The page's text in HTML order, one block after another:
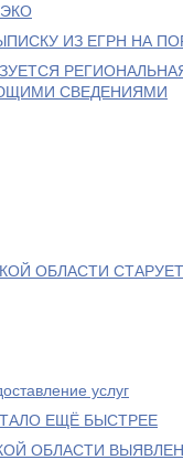
ИЗ ЕГРН НА
СВЕДЕНИЯМИ
ОБЛАСТИ
услуг
ЕЩЁ БЫСТРЕЕ
ОБЛАСТИ